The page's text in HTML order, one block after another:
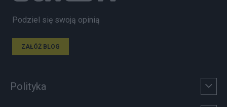
Podziel się swoją opinią
ZAŁÓŻ BLOG
Polityka